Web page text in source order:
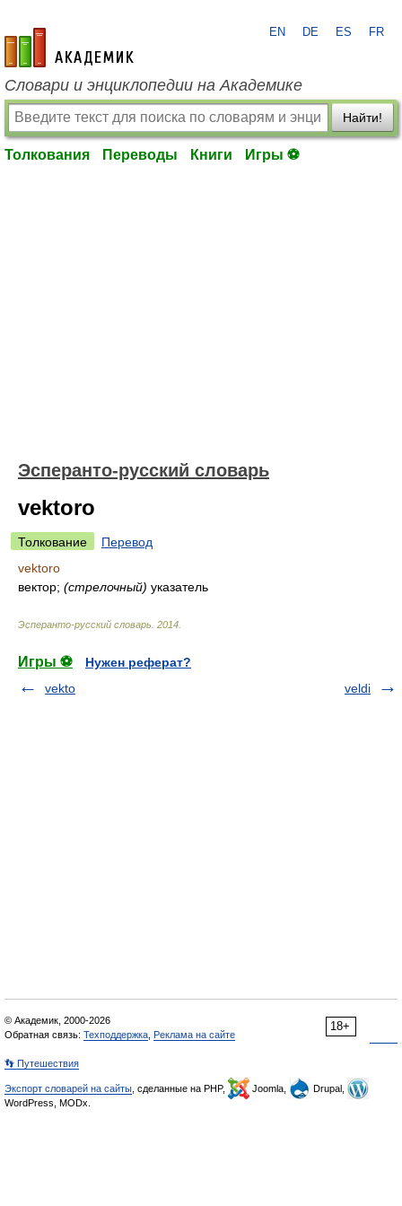
academic.ru
EN DE ES FR
Словари и энциклопедии на Академике
Найти!
Толкования Переводы Книги Игры ⚽
Эсперанто-русский словарь
vektoro
Толкование
Перевод
vektoro
вектор; (стрелочный) указатель
Эсперанто-русский словарь 2014
Игры ⚽
Нужен реферат?
vekto
veldi
18+
© Академик, 2000-2026
Обратная связь: Техподдержка Реклама на сайте
👣 Путешествия
Экспорт словарей на сайты , сделанные на PHP, Joomla,
Drupal,
WordPress, MODx.